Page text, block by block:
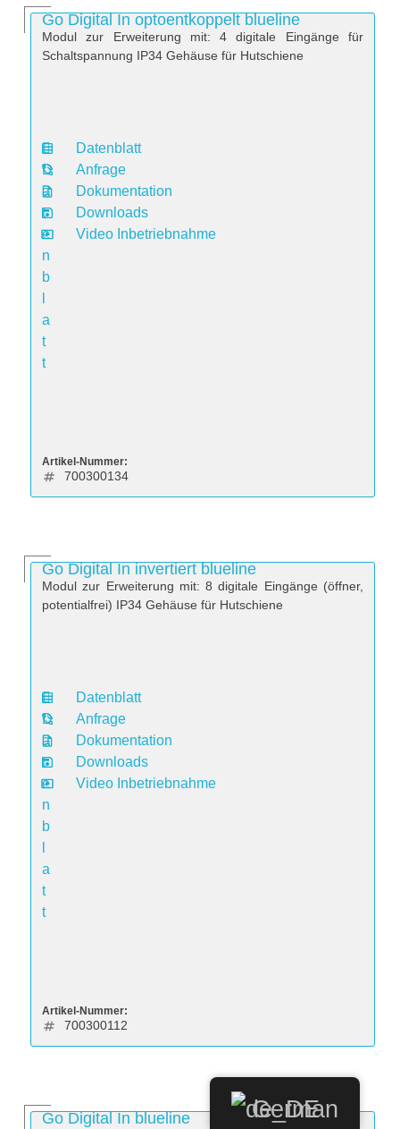
Go Digital In optoentkoppelt blueline
Modul zur Erweiterung mit: 4 digitale Eingänge für
Schaltspannung IP34 Gehäuse für Hutschiene
D
a
t
e
n
b
a
t
t
Datenblatt
Anfrage
Dokumentation
Downloads
Video Inbetriebnahme
Artikel-Nummer:
700300134
Go Digital In invertiert blueline
Modul zur Erweiterung mit: 8 digitale Eingänge (öffner,
potentialfrei) IP34 Gehäuse für Hutschiene
D
a
t
e
n
b
a
t
t
Datenblatt
Anfrage
Dokumentation
Downloads
Video Inbetriebnahme
Artikel-Nummer:
700300112
Go Digital In blueline German